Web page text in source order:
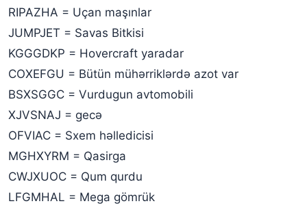
RIPAZHA = Uçan maşınlar
JUMPJET = Savas Bitkisi
KGGGDKP = Hovercraft yaradar
COXEFGU = Bütün mühərriklərdə azot var
BSXSGGC = Vurdugun avtomobili
XJVSNAJ = gecə
OFVIAC = Sxem həlledicisi
MGHXYRM = Qasirga
CWJXUOC = Qum qurdu
LFGMHAL = Mega gömrük